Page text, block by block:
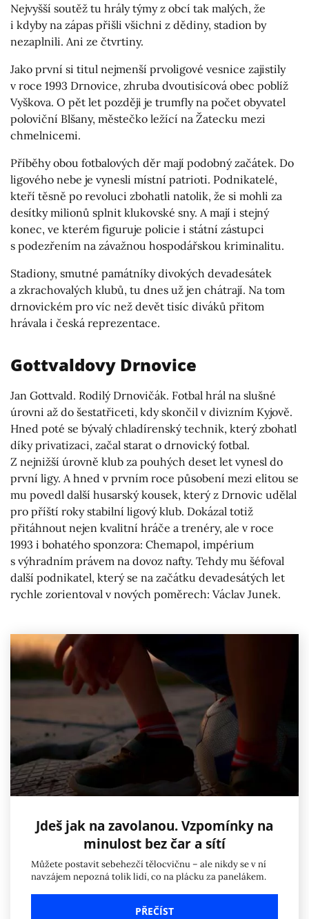
Nejvyšší soutěž tu hrály týmy z obcí tak malých, že
i kdyby na zápas přišli všichni z dědiny, stadion by
nezaplnili. Ani ze čtvrtiny.
Jako první si titul nejmenší prvoligové vesnice zajistily
v roce 1993 Drnovice, zhruba dvoutisícová obec poblíž
Vyškova. O pět let později je trumfly na počet obyvatel
poloviční Blšany, městečko ležící na Žatecku mezi
chmelnicemi.
Příběhy obou fotbalových děr mají podobný začátek. Do
ligového nebe je vynesli místní patrioti. Podnikatelé,
kteří těsně po revoluci zbohatli natolik, že si mohli za
desítky milionů splnit klukovské sny. A mají i stejný
konec, ve kterém figuruje policie i státní zástupci
s podezřením na závažnou hospodářskou kriminalitu.
Stadiony, smutné památníky divokých devadesátek
a zkrachovalých klubů, tu dnes už jen chátrají. Na tom
drnovickém pro víc než devět tisíc diváků přitom
hrávala i česká reprezentace.
Gottvaldovy Drnovice
Jan Gottvald. Rodilý Drnovičák. Fotbal hrál na slušné
úrovni až do šestatřiceti, kdy skončil v divizním Kyjově.
Hned poté se bývalý chladírenský technik, který zbohatl
díky privatizaci, začal starat o drnovický fotbal.
Z nejnižší úrovně klub za pouhých deset let vynesl do
první ligy. A hned v prvním roce působení mezi elitou se
mu povedl další husarský kousek, který z Drnovic udělal
pro příští roky stabilní ligový klub. Dokázal totiž
přitáhnout nejen kvalitní hráče a trenéry, ale v roce
1993 i bohatého sponzora: Chemapol, impérium
s výhradním právem na dovoz nafty. Tehdy mu šéfoval
další podnikatel, který se na začátku devadesátých let
rychle zorientoval v nových poměrech: Václav Junek.
Jdeš jak na zavolanou. Vzpomínky na
minulost bez čar a sítí
Můžete postavit sebehezčí tělocvičnu – ale nikdy se v ní
navzájem nepozná tolik lidí, co na plácku za panelákem.
PŘEČÍST